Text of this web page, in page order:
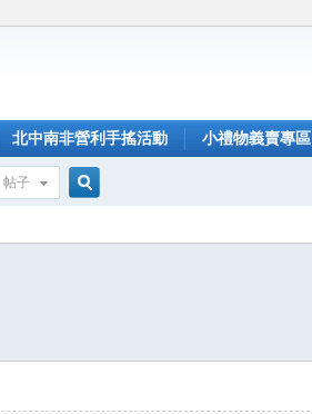
北中南非營利手搖活動 小禮物義賣專區
帖子